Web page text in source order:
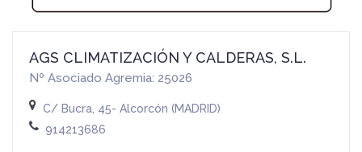
AGS CLIMATIZACIÓN Y CALDERAS, S.L.
Nº Asociado Agremia: 25026
C/ Bucra, 45- Alcorcón (MADRID)
914213686